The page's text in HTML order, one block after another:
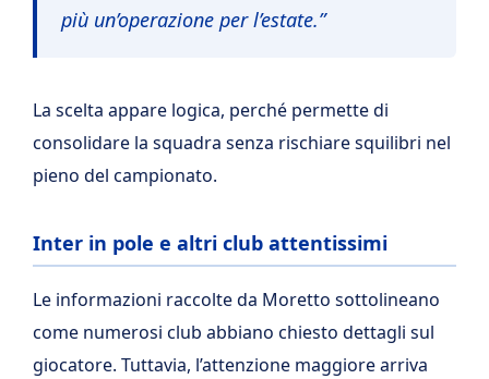
più un’operazione per l’estate.”
La scelta appare logica, perché permette di
consolidare la squadra senza rischiare squilibri nel
pieno del campionato.
Inter in pole e altri club attentissimi
Le informazioni raccolte da Moretto sottolineano
come numerosi club abbiano chiesto dettagli sul
giocatore. Tuttavia, l’attenzione maggiore arriva